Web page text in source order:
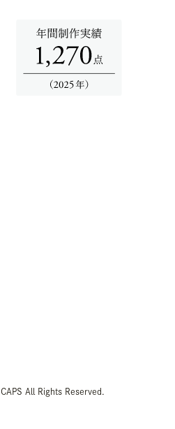
CAPS All Rights Reserved.